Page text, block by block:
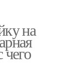
на